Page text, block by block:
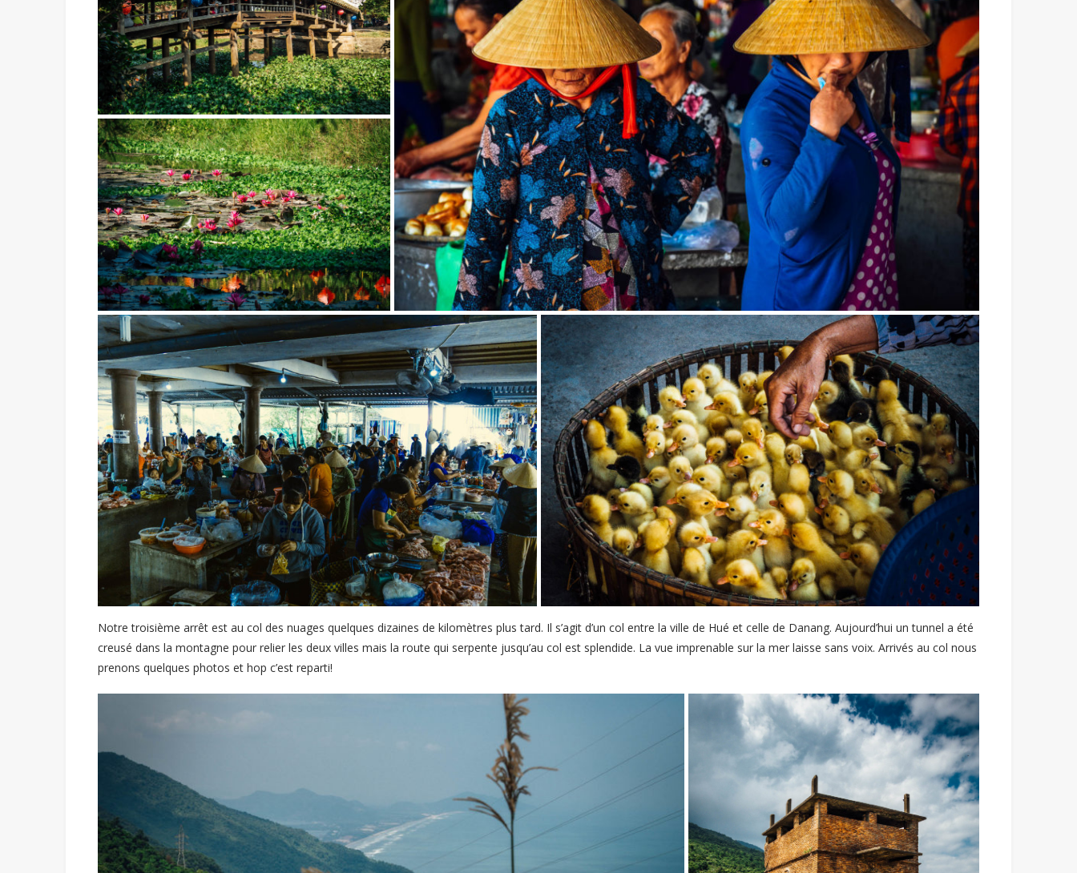
Notre troisième arrêt est au col des nuages quelques dizaines de kilomètres plus tard. Il s’agit d’un col entre la ville de Hué et celle de Danang. Aujourd’hui un tunnel a été
creusé dans la montagne pour relier les deux villes mais la route qui serpente jusqu’au col est splendide. La vue imprenable sur la mer laisse sans voix. Arrivés au col nous
prenons quelques photos et hop c’est reparti!